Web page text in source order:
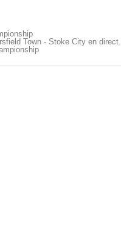
Town - Stoke City en direct.